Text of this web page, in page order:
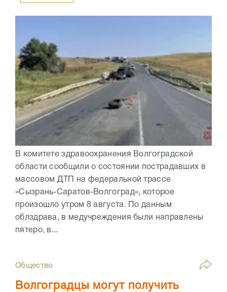
В комитете здравоохранения Волгоградской
области сообщили о состоянии пострадавших в
массовом ДТП на федеральной трассе
«Сызрань-Саратов-Волгоград», которое
произошло утром 8 августа. По данным
облздрава, в медучреждения были направлены
пятеро, в...
Общество
Волгоградцы могут получить